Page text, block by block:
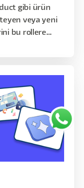
gibi ürün
veya yeni
bu rollere